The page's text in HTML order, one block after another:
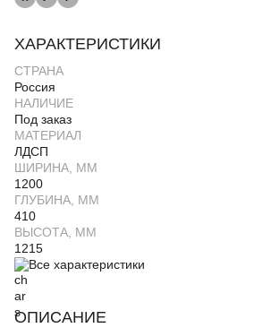
ХАРАКТЕРИСТИКИ
СТРАНА
Россия
НАЛИЧИЕ
Под заказ
МАТЕРИАЛ
ЛДСП
ШИРИНА, ММ
1200
ГЛУБИНА, ММ
410
ВЫСОТА, ММ
1215
Все характеристики
ОПИСАНИЕ